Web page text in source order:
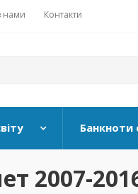
нами Контакти
Банкноти
2007-